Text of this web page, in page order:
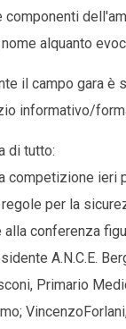
componenti
alquanto
il campo gara
informativo/
di tutto:
competizione ieri
per la
alla conferenza
A.N.C.E.
Primario